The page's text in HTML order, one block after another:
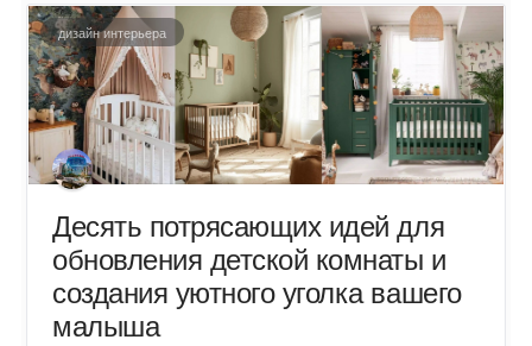
дизайн интерьера
Десять потрясающих идей для
обновления детской комнаты и
создания уютного уголка вашего
малыша